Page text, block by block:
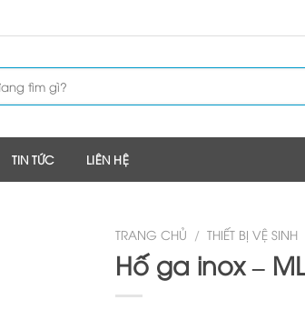
TIN TỨC LIÊN HỆ
TRANG CHỦ / THIẾT BỊ VỆ SINH
Hố ga inox –